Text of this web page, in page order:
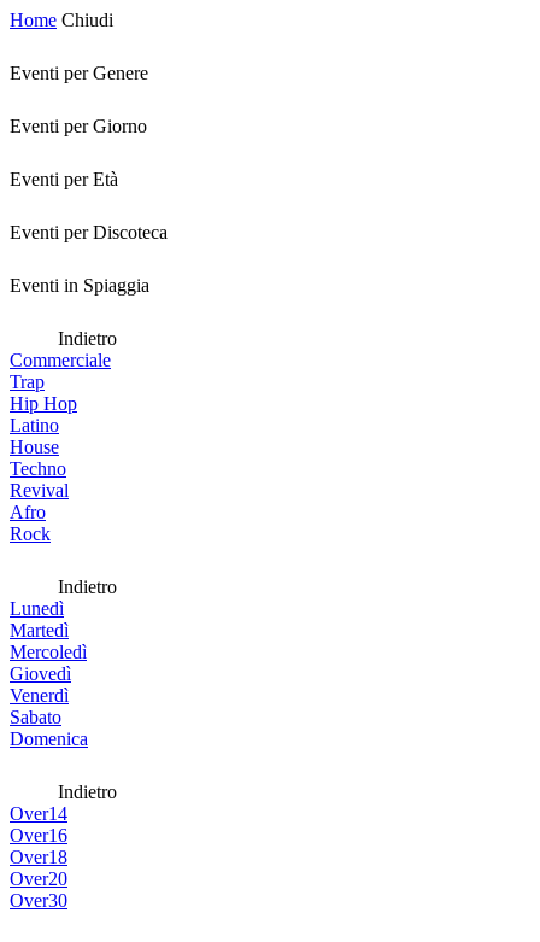
Home Chiudi
Eventi per Genere
Eventi per Giorno
Eventi per Età
Eventi per Discoteca
Eventi in Spiaggia
Indietro
Commerciale
Trap
Hip Hop
Latino
House
Techno
Revival
Afro
Rock
Indietro
Lunedì
Martedì
Mercoledì
Giovedì
Venerdì
Sabato
Domenica
Indietro
Over14
Over16
Over18
Over20
Over30